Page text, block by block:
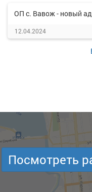
ОП с. Вавож - новый
12.04.2024
Посмотреть